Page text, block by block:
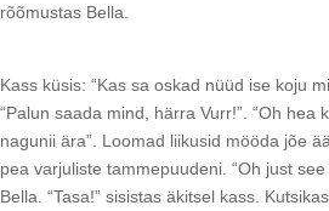
rõõmustas Bella.
Kass küsis: “Kas sa oskad nüüd ise koju
“Palun saada mind, härra Vurr!”. “Oh hea
nagunii ära”. Loomad liikusid mööda jõe
pea varjuliste tammepuudeni. “Oh just
Bella. “Tasa!” sisistas äkitsel kass.